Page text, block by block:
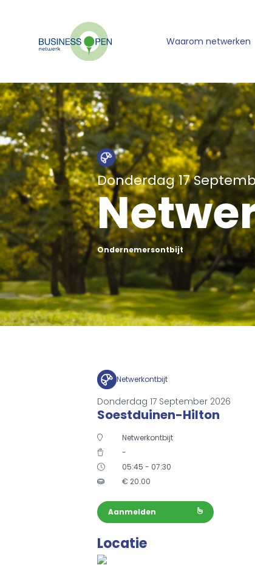
Waarom netwerken
Donderdag 17
Ondernemersontbijt
Netwerkontbijt
Donderdag 17 September 2026
Soestduinen-Hilton
Netwerkontbijt
-
05:45 - 07:30
€ 20.00
Aanmelden
Locatie